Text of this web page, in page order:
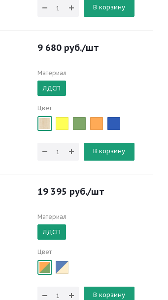
В корзину
9 680 руб./шт
Материал
ЛДСП
Цвет
В корзину
19 395 руб./шт
Материал
ЛДСП
Цвет
В корзину